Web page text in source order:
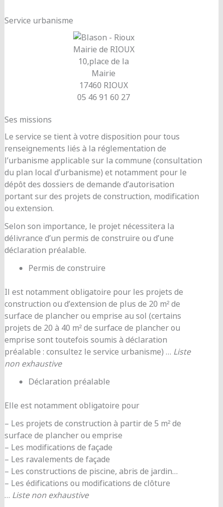
Service urbanisme
Mairie de RIOUX
10,place de la
Mairie
17460 RIOUX
05 46 91 60 27
Ses missions
Le service se tient à votre disposition pour tous
renseignements liés à la réglementation de
l’urbanisme applicable sur la commune (consultation
du plan local d’urbanisme) et notamment pour le
dépôt des dossiers de demande d’autorisation
portant sur des projets de construction, modification
ou extension.
Selon son importance, le projet nécessitera la
délivrance d’un permis de construire ou d’une
déclaration préalable.
Permis de construire
Il est notamment obligatoire pour les projets de
construction ou d’extension de plus de 20 m² de
surface de plancher ou emprise au sol (certains
projets de 20 à 40 m² de surface de plancher ou
emprise sont toutefois soumis à déclaration
préalable : consultez le service urbanisme) … Liste
non exhaustive
Déclaration préalable
Elle est notamment obligatoire pour
– Les projets de construction à partir de 5 m² de
surface de plancher ou emprise
– Les modifications de façade
– Les ravalements de façade
– Les constructions de piscine, abris de jardin…
– Les édifications ou modifications de clôture
… Liste non exhaustive